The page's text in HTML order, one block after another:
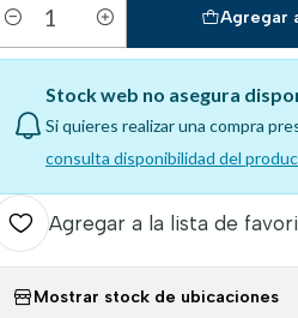
Cantidad
Agregar
Stock web no asegura
Si quieres realizar una compra
consulta disponibilidad del
Agregar a la lista de
Mostrar stock de ubicaciones